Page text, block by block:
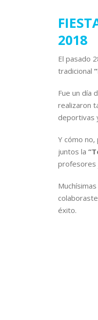
2018
El pasado
tradicional
Fue un día
realizaron
deportivas
Y cómo
juntos la
profesores
éxito.